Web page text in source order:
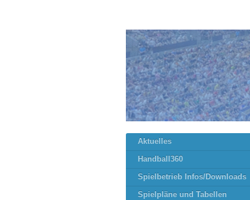
Aktuelles
Handball360
Spielbetrieb Infos/Downloads
Spielpläne und Tabellen